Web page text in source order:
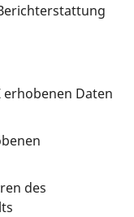
erhobenen Daten
des